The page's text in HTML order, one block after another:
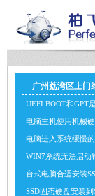
广州荔湾区上门
UEFI BOOT和GPT
电脑主机使用机械
电脑进入系统缓慢
WIN7系统无法启动
台式电脑合适安装
SSD固态硬盘安装